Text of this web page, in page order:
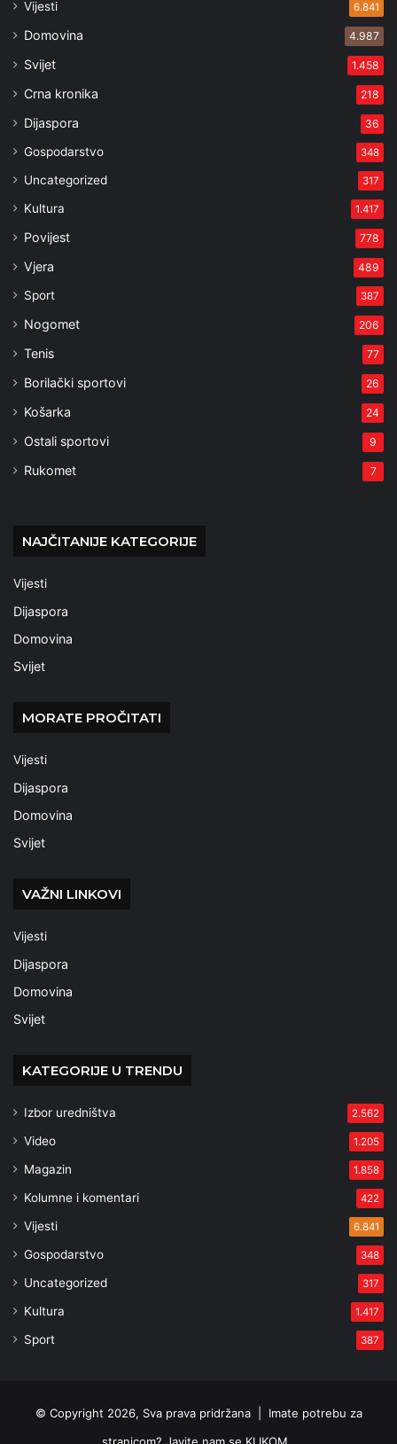
Vijesti 6.841
Domovina 4.987
Svijet 1.458
Crna kronika 218
Dijaspora 36
Gospodarstvo 348
Uncategorized 317
Kultura 1.417
Povijest 778
Vjera 489
Sport 387
Nogomet 206
Tenis 77
Borilački sportovi 26
Košarka 24
Ostali sportovi 9
Rukomet 7
NAJČITANIJE KATEGORIJE
Vijesti
Dijaspora
Domovina
Svijet
MORATE PROČITATI
Vijesti
Dijaspora
Domovina
Svijet
VAŽNI LINKOVI
Vijesti
Dijaspora
Domovina
Svijet
KATEGORIJE U TRENDU
Izbor uredništva 2.562
Video 1.205
Magazin 1.858
Kolumne i komentari 422
Vijesti 6.841
Gospodarstvo 348
Uncategorized 317
Kultura 1.417
Sport 387
© Copyright 2026, Sva prava pridržana | Imate potrebu za
stranicom? Javite nam se KLIKOM .